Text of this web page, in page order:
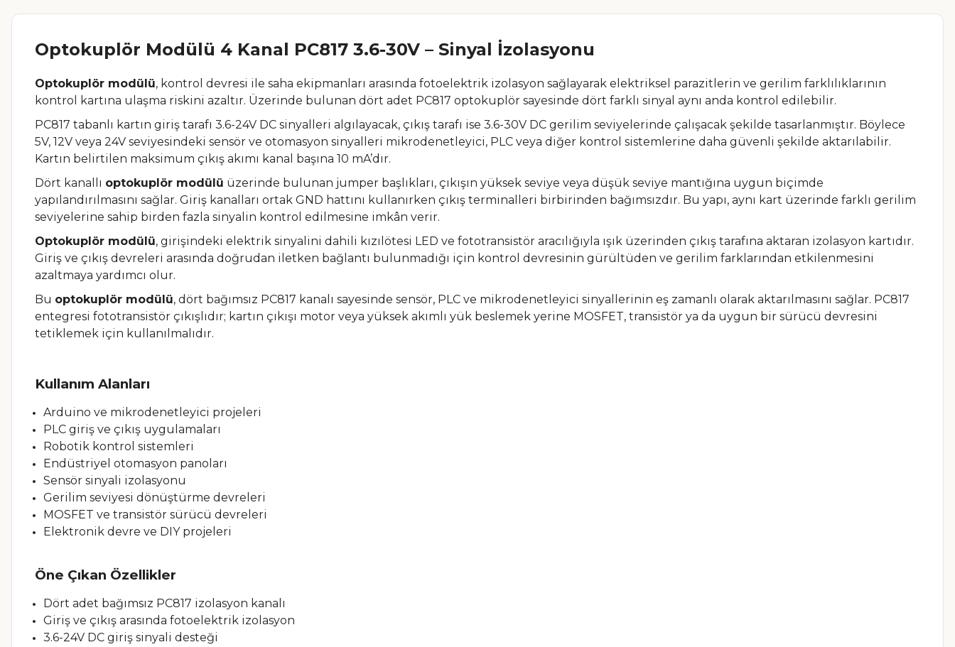
Optokuplör Modülü 4 Kanal PC817 3.6-30V – Sinyal İzolasyonu
Optokuplör modülü, kontrol devresi ile saha ekipmanları arasında fotoelektrik izolasyon sağlayarak elektriksel parazitlerin ve gerilim farklılıklarının
kontrol kartına ulaşma riskini azaltır. Üzerinde bulunan dört adet PC817 optokuplör sayesinde dört farklı sinyal aynı anda kontrol edilebilir.
PC817 tabanlı kartın giriş tarafı 3.6-24V DC sinyalleri algılayacak, çıkış tarafı ise 3.6-30V DC gerilim seviyelerinde çalışacak şekilde tasarlanmıştır. Böylece
5V, 12V veya 24V seviyesindeki sensör ve otomasyon sinyalleri mikrodenetleyici, PLC veya diğer kontrol sistemlerine daha güvenli şekilde aktarılabilir.
Kartın belirtilen maksimum çıkış akımı kanal başına 10 mA’dır.
Dört kanallı optokuplör modülü üzerinde bulunan jumper başlıkları, çıkışın yüksek seviye veya düşük seviye mantığına uygun biçimde
yapılandırılmasını sağlar. Giriş kanalları ortak GND hattını kullanırken çıkış terminalleri birbirinden bağımsızdır. Bu yapı, aynı kart üzerinde farklı gerilim
seviyelerine sahip birden fazla sinyalin kontrol edilmesine imkân verir.
Optokuplör modülü, girişindeki elektrik sinyalini dahili kızılötesi LED ve fototransistör aracılığıyla ışık üzerinden çıkış tarafına aktaran izolasyon kartıdır.
Giriş ve çıkış devreleri arasında doğrudan iletken bağlantı bulunmadığı için kontrol devresinin gürültüden ve gerilim farklarından etkilenmesini
azaltmaya yardımcı olur.
Bu optokuplör modülü, dört bağımsız PC817 kanalı sayesinde sensör, PLC ve mikrodenetleyici sinyallerinin eş zamanlı olarak aktarılmasını sağlar. PC817
entegresi fototransistör çıkışlıdır; kartın çıkışı motor veya yüksek akımlı yük beslemek yerine MOSFET, transistör ya da uygun bir sürücü devresini
tetiklemek için kullanılmalıdır.
Kullanım Alanları
Arduino ve mikrodenetleyici projeleri
PLC giriş ve çıkış uygulamaları
Robotik kontrol sistemleri
Endüstriyel otomasyon panoları
Sensör sinyali izolasyonu
Gerilim seviyesi dönüştürme devreleri
MOSFET ve transistör sürücü devreleri
Elektronik devre ve DIY projeleri
Öne Çıkan Özellikler
Dört adet bağımsız PC817 izolasyon kanalı
Giriş ve çıkış arasında fotoelektrik izolasyon
3.6-24V DC giriş sinyali desteği